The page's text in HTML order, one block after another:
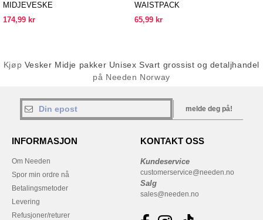
MIDJEVESKE
174,99 kr
WAISTPACK
65,99 kr
Kjøp Vesker Midje pakker Unisex Svart grossist og detaljhandel
på Needen Norway
melde deg på!
INFORMASJON
Om Needen
Spor min ordre nå
Betalingsmetoder
Levering
Refusjoner/returer
KONTAKT OSS
Kundeservice
customerservice@needen.no
Salg
sales@needen.no